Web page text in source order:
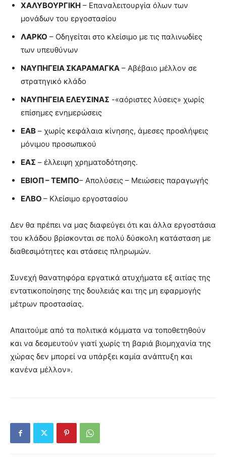
ΧΑΛΥΒΟΥΡΓΙΚΗ – Επαναλειτουργία όλων των
μονάδων του εργοστασίου
ΛΑΡΚΟ – Οδηγείται στο κλείσιμο με τις παλινωδίες
των υπευθύνων
ΝΑΥΠΗΓΕΙΑ ΣΚΑΡΑΜΑΓΚΑ – Αβέβαιο μέλλον σε
στρατηγικό κλάδο
ΝΑΥΠΗΓΕΙΑ ΕΛΕΥΣΙΝΑΣ -«αόριστες λύσεις» χωρίς
επίσημες ενημερώσεις
ΕΑΒ – χωρίς κεφάλαια κίνησης, άμεσες προσλήψεις
μόνιμου προσωπικού
ΕΑΣ – έλλειψη χρηματοδότησης.
ΕΒΙΟΠ – ΤΕΜΠΟ– Απολύσεις – Μειώσεις παραγωγής
ΕΛΒΟ – Κλείσιμο εργοστασίου
Δεν θα πρέπει να μας διαφεύγει ότι και άλλα εργοστάσια
του κλάδου βρίσκονται σε πολύ δύσκολη κατάσταση με
διαθεσιμότητες και στάσεις πληρωμών.
Συνεχή θανατηφόρα εργατικά ατυχήματα εξ αιτίας της
εντατικοποίησης της δουλειάς και της μη εφαρμογής
μέτρων προστασίας.
Απαιτούμε από τα πολιτικά κόμματα να τοποθετηθούν
και να δεσμευτούν γιατί χωρίς τη βαριά βιομηχανία της
χώρας δεν μπορεί να υπάρξει καμία ανάπτυξη και
κανένα μέλλον».